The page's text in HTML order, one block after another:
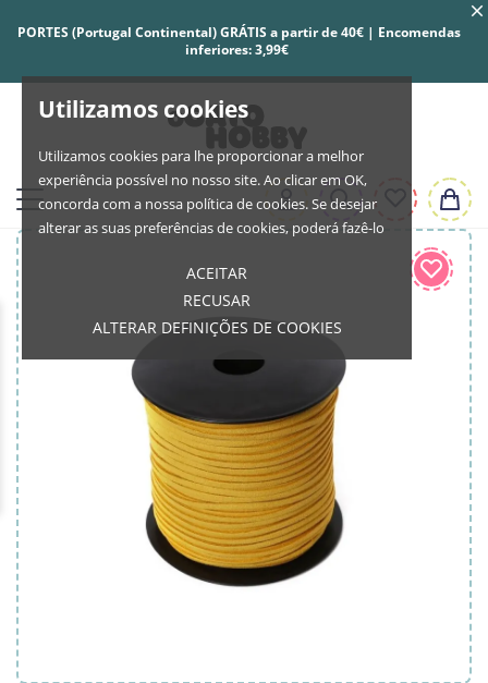
Utilizamos cookies
Utilizamos cookies para lhe proporcionar a melhor
experiência possível no nosso site. Ao clicar em OK,
concorda com a nossa política de cookies. Se desejar
alterar as suas preferências de cookies, poderá fazê-lo
ACEITAR
RECUSAR
ALTERAR DEFINIÇÕES DE COOKIES
PORTES (Portugal Continental) GRÁTIS a partir de 40€ | Encomendas
inferiores: 3,99€